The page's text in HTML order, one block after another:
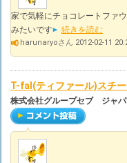
家で気軽にチョコレートファ
みたいです
続きを読む
harunaryoさん 2012-02-11
T-fal(ティファール)スチ
株式会社グループセブ ジャ